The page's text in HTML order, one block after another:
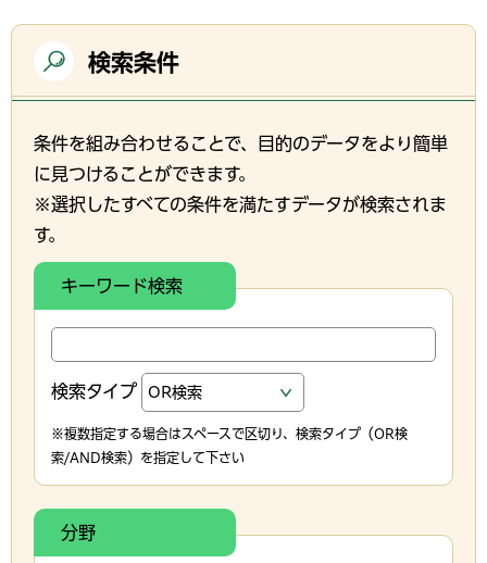
検索条件
条件を組み合わせることで、目的のデータをより簡単
に見つけることができます。
※選択したすべての条件を満たすデータが検索されま
す。
キーワード検索
検索タイプ
※複数指定する場合はスペースで区切り、検索タイプ（OR検
索/AND検索）を指定して下さい
分野